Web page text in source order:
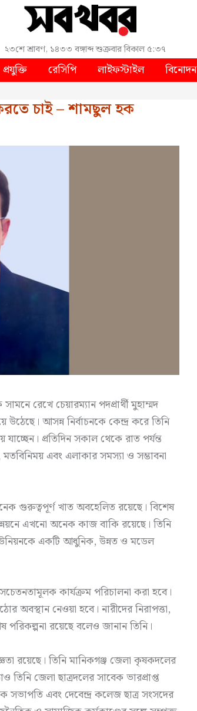
২৩শে শ্রাবণ, ১৪৩৩ বঙ্গাব্দশুক্রবারবিকাল ৫:৩৭
প্রযুক্তি রেসিপি লাইফস্টাইল বিনোদন
চাই – শামছুল হক
রেখে চেয়ারম্যান পদপ্রার্থী মুহাম্মদ
আসন্ন নির্বাচনকে কেন্দ্র করে তিনি
প্রতিদিন সকাল থেকে রাত পর্যন্ত
মতবিনিময় এবং এলাকার সমস্যা ও সম্ভাবনা
গুরুত্বপূর্ণ খাত অবহেলিত রয়েছে। বিশেষ
এখনো অনেক কাজ বাকি রয়েছে। তিনি
ইউনিয়নকে একটি আধুনিক, উন্নত ও মডেল
কার্যক্রম পরিচালনা করা হবে।
অবস্থান নেওয়া হবে। নারীদের নিরাপত্তা,
পরিকল্পনা রয়েছে বলেও জানান তিনি।
রয়েছে। তিনি মানিকগঞ্জ জেলা কৃষকদলের
তিনি জেলা ছাত্রদলের সাবেক ভারপ্রাপ্ত
সভাপতি এবং দেবেন্দ্র কলেজ ছাত্র সংসদের